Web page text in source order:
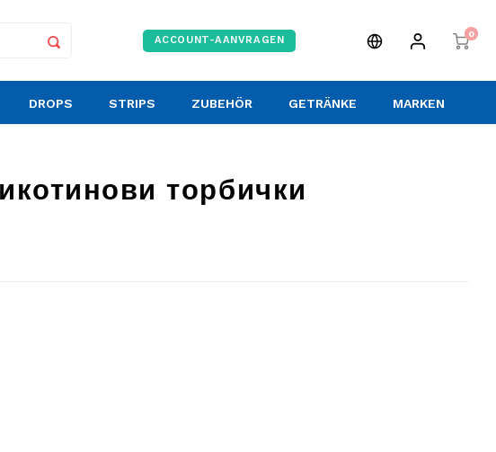
ACCOUNT-AANVRAGEN
0
DROPS STRIPS ZUBEHÖR GETRÄNKE MARKEN
торбички